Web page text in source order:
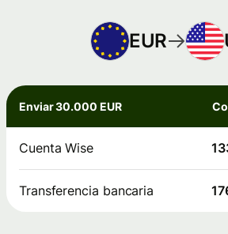
EUR
Enviar 30.000 EUR
Cuenta Wise
Transferencia bancaria